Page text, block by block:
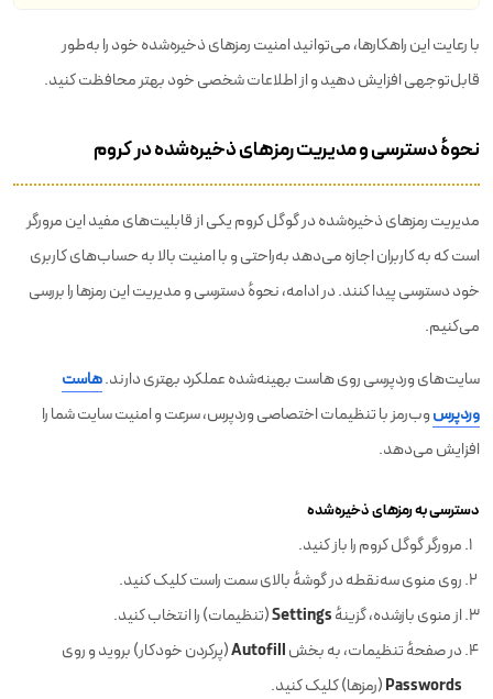
با رعایت این راهکارها، می‌توانید امنیت رمزهای ذخیره‌شده خود را به‌طور
قابل‌توجهی افزایش دهید و از اطلاعات شخصی خود بهتر محافظت کنید.
نحوهٔ دسترسی و مدیریت رمزهای ذخیره‌شده در کروم
مدیریت رمزهای ذخیره‌شده در گوگل کروم یکی از قابلیت‌های مفید این مرورگر
است که به کاربران اجازه می‌دهد به‌راحتی و با امنیت بالا به حساب‌های کاربری
خود دسترسی پیدا کنند. در ادامه، نحوهٔ دسترسی و مدیریت این رمزها را بررسی
می‌کنیم.
سایت‌های وردپرسی روی هاست بهینه‌شده عملکرد بهتری دارند.هاست
وردپرسوب‌رمز با تنظیمات اختصاصی وردپرس، سرعت و امنیت سایت شما را
افزایش می‌دهد.
دسترسی به رمزهای ذخیره‌شده
مرورگر گوگل کروم را باز کنید.
روی منوی سه‌نقطه در گوشهٔ بالای سمت راست کلیک کنید.
از منوی بازشده، گزینهٔSettings(تنظیمات) را انتخاب کنید.
در صفحهٔ تنظیمات، به بخشAutofill(پرکردن خودکار) بروید و روی
Passwords(رمزها) کلیک کنید.